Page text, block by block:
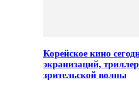
Корейское кино
экранизаций,
зрительской волны